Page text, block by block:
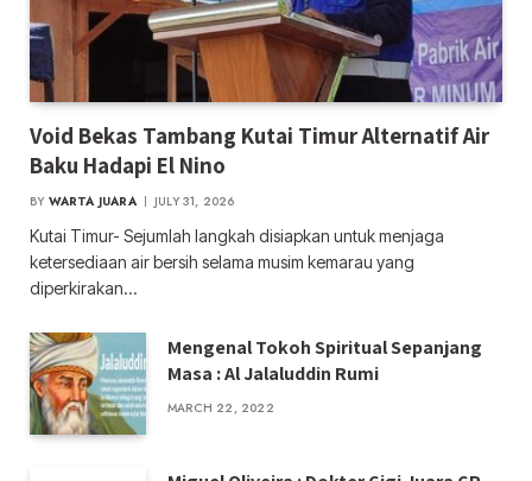
Void Bekas Tambang Kutai Timur Alternatif Air
Baku Hadapi El Nino
BY WARTA JUARA JULY 31, 2026
Kutai Timur- Sejumlah langkah disiapkan untuk menjaga
ketersediaan air bersih selama musim kemarau yang
diperkirakan…
Mengenal Tokoh Spiritual Sepanjang
Masa : Al Jalaluddin Rumi
MARCH 22, 2022